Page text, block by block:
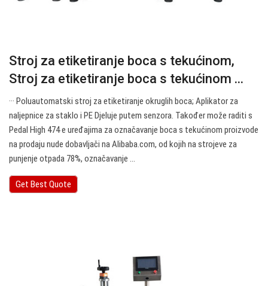
Stroj za etiketiranje boca s tekućinom,
Stroj za etiketiranje boca s tekućinom ...
··· Poluautomatski stroj za etiketiranje okruglih boca; Aplikator za
naljepnice za staklo i PE Djeluje putem senzora. Također može raditi s
Pedal High 474 e uređajima za označavanje boca s tekućinom proizvode
na prodaju nude dobavljači na Alibaba.com, od kojih na strojeve za
punjenje otpada 78%, označavanje ...
Get Best Quote